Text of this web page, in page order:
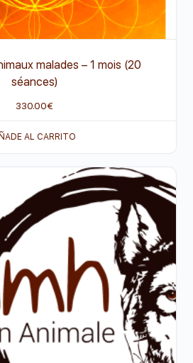
malades – 1 mois (20
séances)
330.00€
AL CARRITO